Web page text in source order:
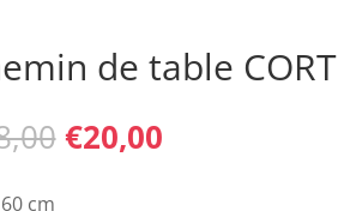
de table
Le
prix
€20,00Le
cm